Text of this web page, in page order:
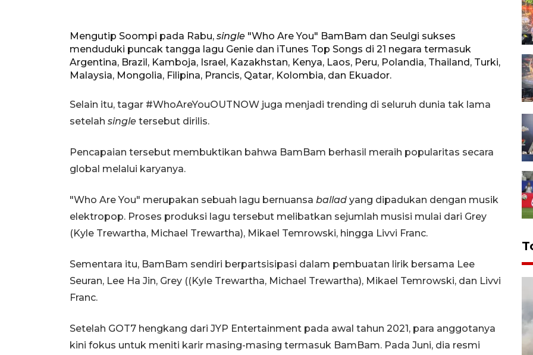
Mengutip Soompi pada Rabu, single "Who Are You" BamBam dan Seulgi sukses
menduduki puncak tangga lagu Genie dan iTunes Top Songs di 21 negara termasuk
Argentina, Brazil, Kamboja, Israel, Kazakhstan, Kenya, Laos, Peru, Polandia, Thailand, Turki,
Malaysia, Mongolia, Filipina, Prancis, Qatar, Kolombia, dan Ekuador.
Selain itu, tagar #WhoAreYouOUTNOW juga menjadi trending di seluruh dunia tak lama
setelah single tersebut dirilis.
Pencapaian tersebut membuktikan bahwa BamBam berhasil meraih popularitas secara
global melalui karyanya.
"Who Are You" merupakan sebuah lagu bernuansa ballad yang dipadukan dengan musik
elektropop. Proses produksi lagu tersebut melibatkan sejumlah musisi mulai dari Grey
(Kyle Trewartha, Michael Trewartha), Mikael Temrowski, hingga Livvi Franc.
Sementara itu, BamBam sendiri berpartsisipasi dalam pembuatan lirik bersama Lee
Seuran, Lee Ha Jin, Grey ((Kyle Trewartha, Michael Trewartha), Mikael Temrowski, dan Livvi
Franc.
Setelah GOT7 hengkang dari JYP Entertainment pada awal tahun 2021, para anggotanya
kini fokus untuk meniti karir masing-masing termasuk BamBam. Pada Juni, dia resmi